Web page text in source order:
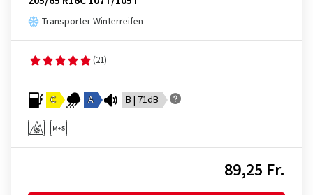
Transporter Winterreifen
(21)
C A B | 71dB
89,25 Fr.